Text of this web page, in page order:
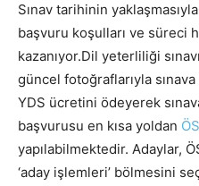
Sınav tarihinin
başvuru koşulları ve süreci
kazanıyor.Dil yeterliliği
güncel fotoğraflarıyla
YDS ücretini ödeyerek
başvurusu en kısa yoldan
yapılabilmektedir. Adaylar,
‘aday işlemleri’ bölmesini